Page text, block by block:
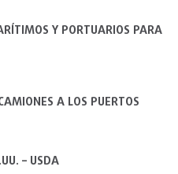
Y PORTUARIOS PARA
A LOS PUERTOS
– USDA